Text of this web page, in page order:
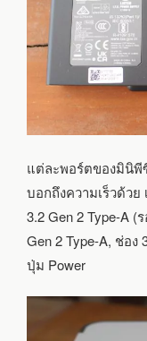
แต่ละพอร์ตของมินิพี
บอกถึงความเร็วด้ว
3.2 Gen 2 Type-A (
Gen 2 Type-A, ช่อ
ปุ่ม Power